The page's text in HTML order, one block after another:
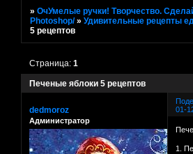
»ОчУмелые ручки! Творчество.
Photoshop/ »Удивительные рецепты
5 рецептов
Печеные яблоки 5 рецептов
Страница:1
01-
dedmoroz
Администратор
1.